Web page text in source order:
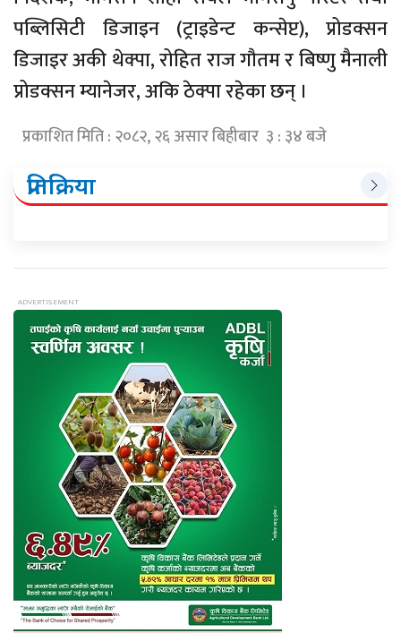
पब्लिसिटी डिजाइन (ट्राइडेन्ट कन्सेप्ट), प्रोडक्सन
डिजाइर अकी थेक्पा, रोहित राज गौतम र बिष्णु मैनाली
प्रोडक्सन म्यानेजर, अकि ठेक्पा रहेका छन् ।
प्रकाशित मिति : २०८२, २६ असार बिहीबार ३ : ३४ बजे
प्रतिक्रिया